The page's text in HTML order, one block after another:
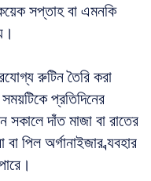
সপ্তাহ বা এমনকি
রুটিন তৈরি করা
প্রতিদিনের
দাঁত মাজা বা রাতের
পিল অর্গানাইজার ব্যবহার